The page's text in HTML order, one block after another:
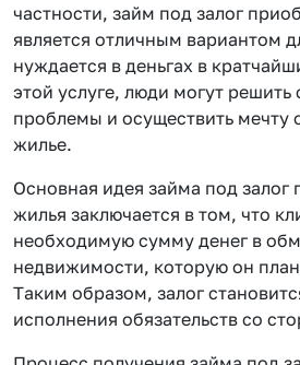
частности, займ под залог
является отличным вариантом
нуждается в деньгах в
этой услуге, люди могут
проблемы и осуществить мечту
жилье.
Основная идея займа под залог
жилья заключается в том, что
необходимую сумму денег в
недвижимости, которую он
Таким образом, залог
исполнения обязательств со